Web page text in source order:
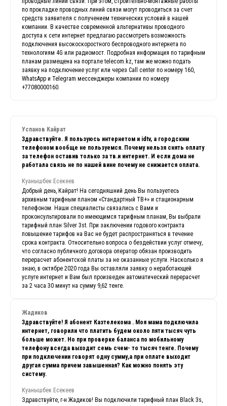
по прокладке проводных линий связи могут проводиться за счет
средств заявителя с получением технических условий в нашей
компании. В качестве современной альтернативы проводного
доступа к сети интернет предлагаю рассмотреть возможность
подключения высокоскоростного беспроводного интернета по
технологиям 4G или радиомост. Подробная информация по тарифным
планам размещена на портале telecom.kz, там же можно подать
заявку на подключение услуг или через Call center по номеру 160,
WhatsApp и Telegram мессенджеры компании по номеру
+77080000160.
Успанов Кайрат
Здравствуйте. Я пользуюсь интернетом и idtv, а городским
телефоном вообще не пользуемся. Почему нельзя снять оплату
за телефон оставив только за тв.и интернет. И если дома не
работала связь не по нашей вине почему не снижается оплата.
Куанышбек Есекеев
Добрый день, Кайрат! На сегодняшний день Вы пользуетесь
архивным тарифным планом «Стандартный ТВ+» и стационарным
телефоном. Наши специалисты связались с Вами и
проконсультировали по имеющимся тарифным планам, Вы выбрали
тарифный план Silver 3st. При заключении годового контракта
повышение тарифов на Вас не будет распространяться в течение
срока контракта. Относительно вопроса о бездействии услуг отмечу,
что согласно публичного договора оператор обязан производить
перерасчет абонентской платы за не оказанные услуги. Насколько я
знаю, в октябре 2020 года Вы оставляли заявку о неработающей
услуге интернет и Вам был произведен автоматический перерасчет
за 2 часа 30 минут на сумму 9,62 тенге.
Жадиков
Здравствуйте! Я абонент Казтелекома . Моя мама подключила
интернет, говорили что платить будем около пяти тысяч чуть
больше может. Но при проверке баланса по мобильному
телефону всегда выходит семь счем- то тысяч тенге. Почему
при подключении говорят одну сумму,а при оплате выходит
другая сумма причем завышенная? Как можно понять эту
систему.
Куанышбек Есекеев
Здравствуйте, г-н Жадиков! Вы подключили тарифный план Black 3s,